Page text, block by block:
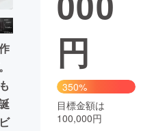
化
CAMPFIRE Creation
machi-ya コミュニティ
円
350%
目標金額は
100,000円